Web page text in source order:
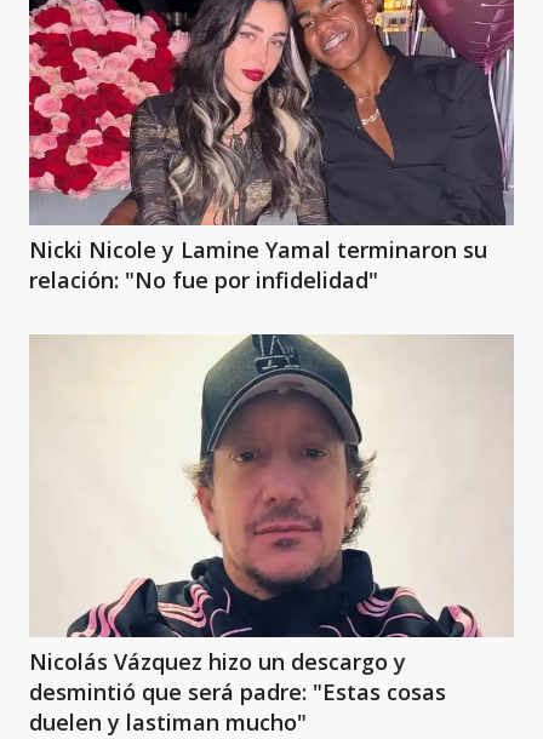
Nicki Nicole y Lamine Yamal terminaron su
relación: "No fue por infidelidad"
Nicolás Vázquez hizo un descargo y
desmintió que será padre: "Estas cosas
duelen y lastiman mucho"